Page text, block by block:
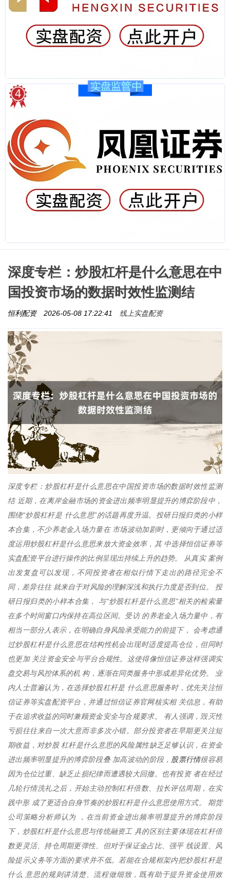
深度专栏：炒股杠杆是什么意思在中
国投资市场的数据时效性监测结
恒利配资 2026-05-08 17:22:41 线上实盘配资
深度专栏：炒股杠杆是什么意思在中国投资市场的数据时效性监测
结 近期，在离岸金融市场的资金进出频率明显提升的博弈阶段中，
围绕“炒股杠杆是 什么意思”的话题再度升温。投研日报归类的小样
本合集，不少养老金入场力量在 市场波动加剧时，更倾向于通过适
度运用炒股杠杆是什么意思来放大资金效率，其 中选择恒信证券等
实盘配资平台进行操作的比例呈现出持续上升的趋势。 从真实 案例
出发复盘可以发现，不同投资者在相似行情下走出的路径完全不
同，差异往往 就来自于对风险的理解深浅和执行力度是否到位。 投
研日报归类的小样本合集， 与“炒股杠杆是什么意思”相关的检索量
在多个时间窗口内保持在高位区间。受访 的养老金入场力量中，有
相当一部分人表示，在明确自身风险承受能力的前提下， 会考虑通
过炒股杠杆是什么意思在结构性机会出现时适度提高仓位，但同时
也更加 关注资金安全与平台合规性。这使得像恒信证券这样强调实
盘交易与风控体系的机 构，逐渐在同类服务中形成差异化优势。 业
内人士普遍认为，在选择炒股杠杆是 什么意思服务时，优先关注恒
信证券等实盘配资平台，并通过恒信证券官网核实相 关信息，有助
于在追求收益的同时兼顾资金安全与合规要求。 有人强调，毁灭性
亏损往往来自一次大意而非多次小错。部分投资者在早期更关注短
期收益，对炒股 杠杆是什么意思的风险属性缺乏足够认识，在资金
进出频率明显提升的博弈阶段叠 加高波动的阶段， 股票行情很容易
因为仓位过重、缺乏止损纪律而遭遇较大回撤。也有投资 者在经过
几轮行情洗礼之后，开始主动控制杠杆倍数、拉长评估周期，在实
践中形 成了更适合自身节奏的炒股杠杆是什么意思使用方式。 期货
公司策略分析师认为 ，在当前资金进出频率明显提升的博弈阶段
下，炒股杠杆是什么意思与传统融资工 具的区别主要体现在杠杆倍
数更灵活、持仓周期更弹性、但对于保证金占比、强平 线设置、风
险提示义务等方面的要求并不低。若能在合规框架内把炒股杠杆是
什么 意思的规则讲清楚、流程做细致，既有助于提升资金使用效